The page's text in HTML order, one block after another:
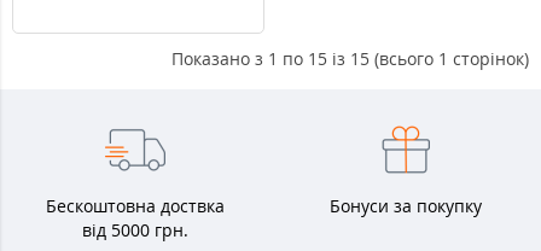
Показано з 1 по 15 із 15 (всього 1 сторінок)
Бескоштовна доствка
від 5000 грн.
Бонуси за покупку